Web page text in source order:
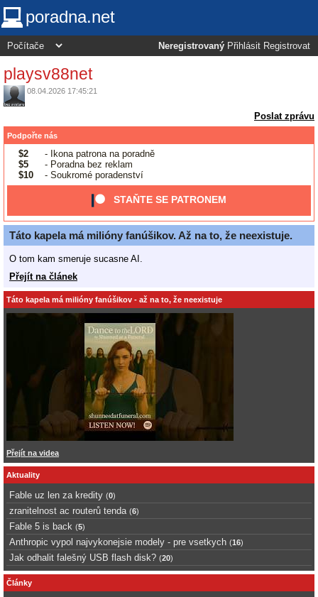
poradna.net
Neregistrovaný Přihlásit Registrovat
playsv88net
08.04.2026 17:45:21
Poslat zprávu
Podpořte nás
$2
- Ikona patrona na poradně
$5
- Poradna bez reklam
$10
- Soukromé poradenství
STAŇTE SE PATRONEM
Táto kapela má milióny fanúšikov. Až na to, že neexistuje.
O tom kam smeruje sucasne AI.
Přejít na článek
Táto kapela má milióny fanúšikov - až na to, že neexistuje
Přejít na videa
Aktuality
Fable uz len za kredity (0)
zranitelnost ac routerů tenda (6)
Fable 5 is back (5)
Anthropic vypol najvykonejsie modely - pre vsetkych (16)
Jak odhalit falešný USB flash disk? (20)
Články